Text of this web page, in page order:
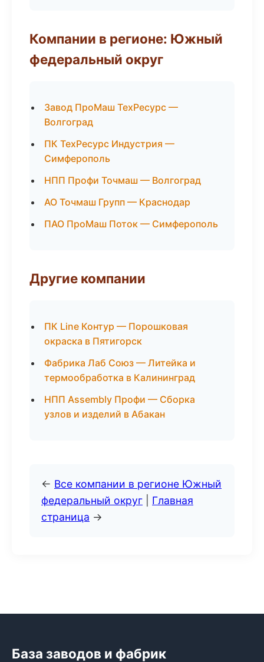
Компании в регионе: Южный
федеральный округ
Завод ПроМаш ТехРесурс —
Волгоград
ПК ТехРесурс Индустрия —
Симферополь
НПП Профи Точмаш — Волгоград
АО Точмаш Групп — Краснодар
ПАО ПроМаш Поток — Симферополь
Другие компании
ПК Line Контур — Порошковая
окраска в Пятигорск
Фабрика Лаб Союз — Литейка и
термообработка в Калининград
НПП Assembly Профи — Сборка
узлов и изделий в Абакан
← Все компании в регионе Южный
федеральный округ
Главная
страница →
База заводов и фабрик